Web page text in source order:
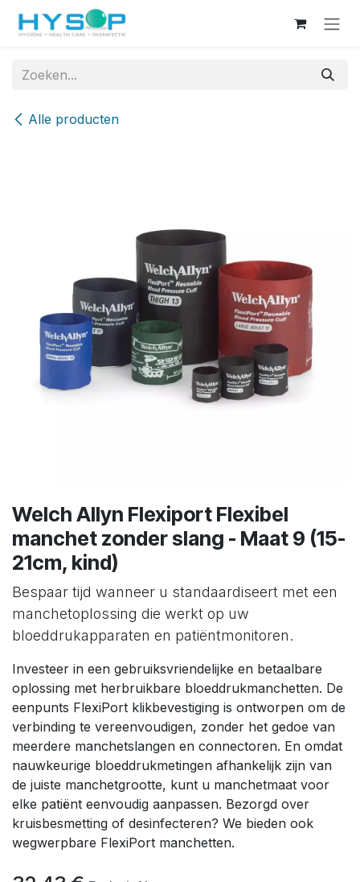
Overslaan naar inhoud
Alle producten
Welch Allyn Flexiport Flexibel
manchet zonder slang - Maat 9 (15-
21cm, kind)
Bespaar tijd wanneer u standaardiseert met een
manchetoplossing die werkt op uw
bloeddrukapparaten en patiëntmonitoren.
Investeer in een gebruiksvriendelijke en betaalbare
oplossing met herbruikbare bloeddrukmanchetten. De
eenpunts FlexiPort klikbevestiging is ontworpen om de
verbinding te vereenvoudigen, zonder het gedoe van
meerdere manchetslangen en connectoren. En omdat
nauwkeurige bloeddrukmetingen afhankelijk zijn van
de juiste manchetgrootte, kunt u manchetmaat voor
elke patiënt eenvoudig aanpassen. Bezorgd over
kruisbesmetting of desinfecteren? We bieden ook
wegwerpbare FlexiPort manchetten.